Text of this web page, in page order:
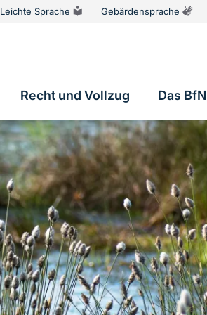
Leichte Sprache Gebärdensprache
Recht und Vollzug Das BfN